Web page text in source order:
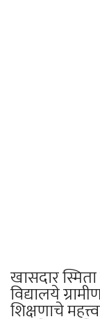
खासदार
विद्यालये
शिक्षणाचे